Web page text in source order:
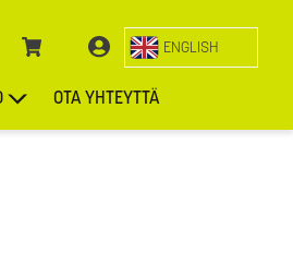
ENGLISH
OTA YHTEYTTÄ